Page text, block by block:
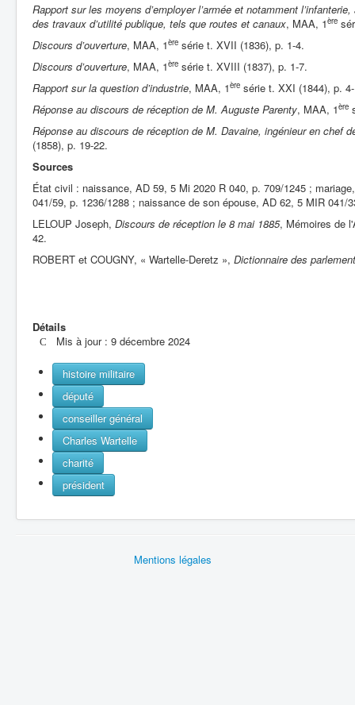
Rapport sur les moyens d’employer l’armée et notamment
des travaux d’utilité publique, tels que routes et canaux, MAA, 1ère
Discours d’ouverture, MAA, 1ère série t. XVII (1836), p. 1-4.
Discours d’ouverture, MAA, 1ère série t. XVIII (1837), p. 1-7.
Rapport sur la question d’industrie, MAA, 1ère série t. XXI (1844), p.
Réponse au discours de réception de M. Auguste Parenty, MAA, 1ère
Réponse au discours de réception de M. Davaine, ingénieur en chef
(1858), p. 19-22.
Sources
État civil : naissance, AD 59, 5 Mi 2020 R 040, p. 709/1245 ;
041/59, p. 1236/1288 ; naissance de son épouse, AD 62, 5 MIR 041/
LELOUP Joseph, Discours de réception le 8 mai 1885, Mémoires de
42.
ROBERT et COUGNY, « Wartelle-Deretz », Dictionnaire des
Détails
Mis à jour : 9 décembre 2024
histoire militaire
député
conseiller général
Charles Wartelle
charité
président
Mentions légales